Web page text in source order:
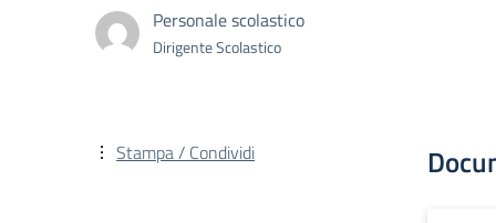
Personale scolastico
Dirigente Scolastico
Stampa / Condividi